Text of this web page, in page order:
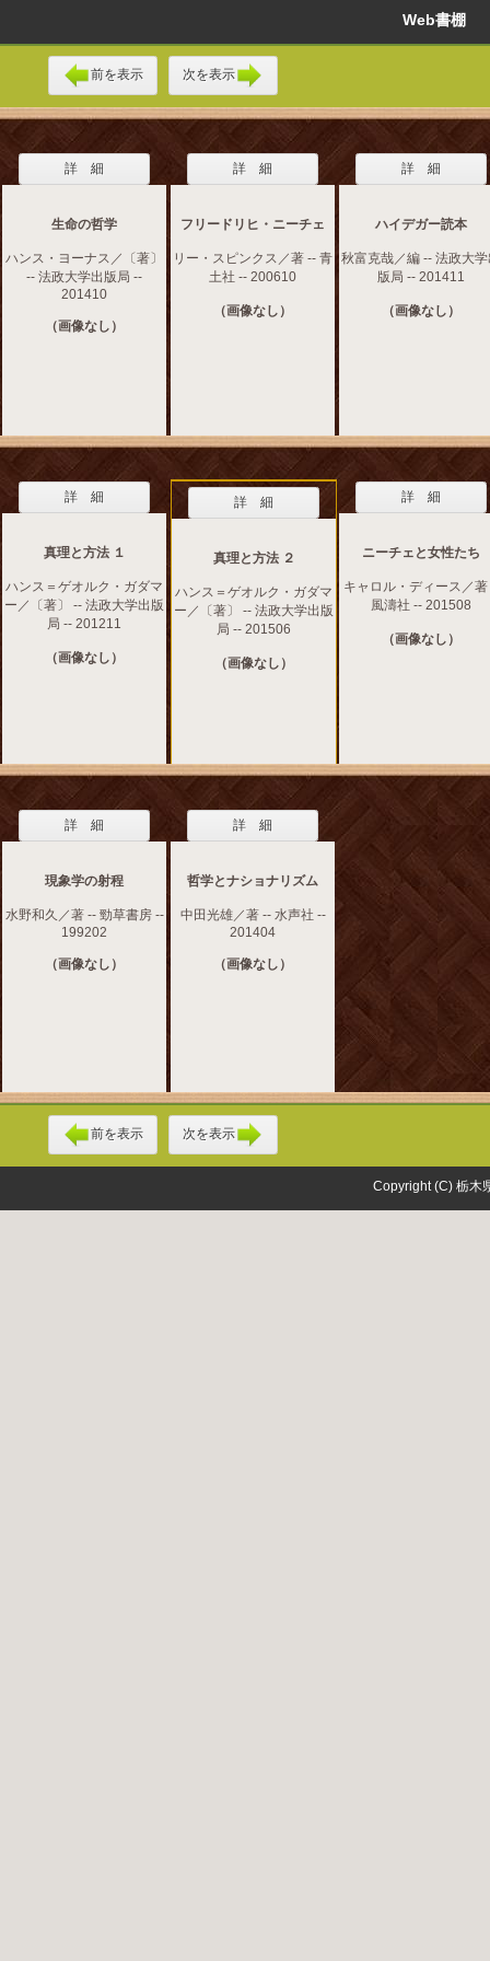
Web書棚
前を表示 次を表示
詳 細
生命の哲学
ハンス・ヨーナス／〔著〕
-- 法政大学出版局 --
201410
（画像なし）
詳 細
フリードリヒ・ニーチェ
リー・スピンクス／著 -- 青
土社 -- 200610
（画像なし）
詳 細
ハイデガー読本
秋富克哉／編 -- 法政大
版局 -- 201411
（画像なし）
詳 細
真理と方法 １
ハンス＝ゲオルク・ガダマ
ー／〔著〕 -- 法政大学出版
局 -- 201211
（画像なし）
詳 細
真理と方法 ２
ハンス＝ゲオルク・ガダマ
ー／〔著〕 -- 法政大学出版
局 -- 201506
（画像なし）
詳 細
ニーチェと女性たち
キャロル・ディース／著
風濤社 -- 201508
（画像なし）
詳 細
現象学の射程
水野和久／著 -- 勁草書房 --
199202
（画像なし）
詳 細
哲学とナショナリズム
中田光雄／著 -- 水声社 --
201404
（画像なし）
前を表示 次を表示
Copyright (C) 栃木